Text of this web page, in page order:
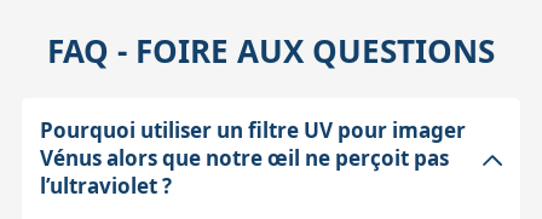
FAQ - FOIRE AUX QUESTIONS
Pourquoi utiliser un filtre UV pour imager
Vénus alors que notre œil ne perçoit pas
l’ultraviolet ?